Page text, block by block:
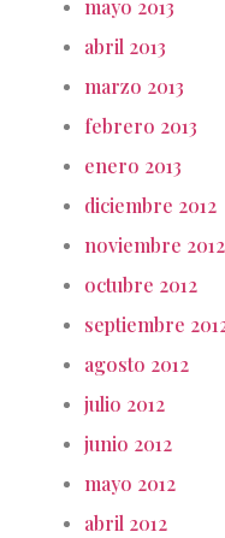
mayo 2013
abril 2013
marzo 2013
febrero 2013
enero 2013
diciembre 2012
noviembre 2012
octubre 2012
septiembre
agosto 2012
julio 2012
junio 2012
mayo 2012
abril 2012